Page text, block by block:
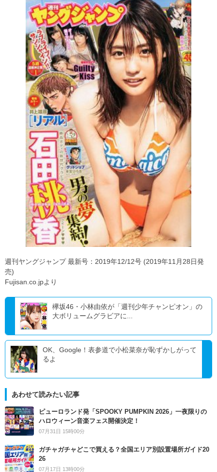
週刊ヤングジャンプ 最新号：2019年12/12号 (2019年11月28日発
売)
Fujisan.co.jpより
欅坂46・小林由依が「週刊少年チャンピオン」の
大ボリュームグラビアに...
OK、Google！表参道で小松菜奈が恥ずかしがって
るよ
あわせて読みたい記事
ピューロランド発「SPOOKY PUMPKIN 2026」一夜限りの
ハロウィーン音楽フェス開催決定！
07月31日 15時00分
ガチャガチャどこで買える？全国エリア別設置場所ガイド20
26
07月17日 13時00分